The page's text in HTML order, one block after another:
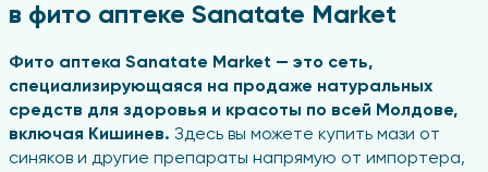
в фито аптеке Sanatate Market
Фито аптека Sanatate Market — это сеть,
специализирующаяся на продаже натуральных
средств для здоровья и красоты по всей Молдове,
включая Кишинев. Здесь вы можете купить мази от
синяков и другие препараты напрямую от импортера,